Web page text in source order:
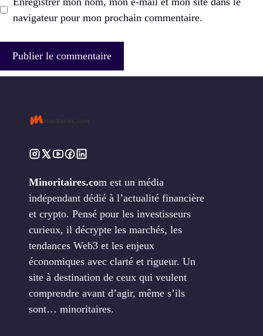
navigateur pour mon prochain commentaire.
Minoritaires.com est un média
indépendant dédié à l’actualité financière
et crypto. Pensé pour les investisseurs
curieux, il décrypte les marchés, les
tendances Web3 et les enjeux
économiques avec clarté et rigueur. Un
site à destination de ceux qui veulent
comprendre avant d’agir, même s’ils
sont… minoritaires.